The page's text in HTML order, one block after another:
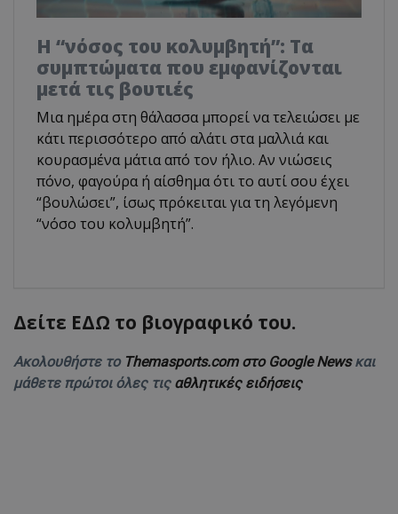
Η “νόσος του κολυμβητή”: Τα
συμπτώματα που εμφανίζονται
μετά τις βουτιές
Μια ημέρα στη θάλασσα μπορεί να τελειώσει με
κάτι περισσότερο από αλάτι στα μαλλιά και
κουρασμένα μάτια από τον ήλιο. Αν νιώσεις
πόνο, φαγούρα ή αίσθημα ότι το αυτί σου έχει
“βουλώσει”, ίσως πρόκειται για τη λεγόμενη
“νόσο του κολυμβητή”.
Δείτε ΕΔΩ το βιογραφικό του.
Ακολουθήστε το Themasports.com στο Google Newsκαι
μάθετε πρώτοι όλες τις αθλητικές ειδήσεις